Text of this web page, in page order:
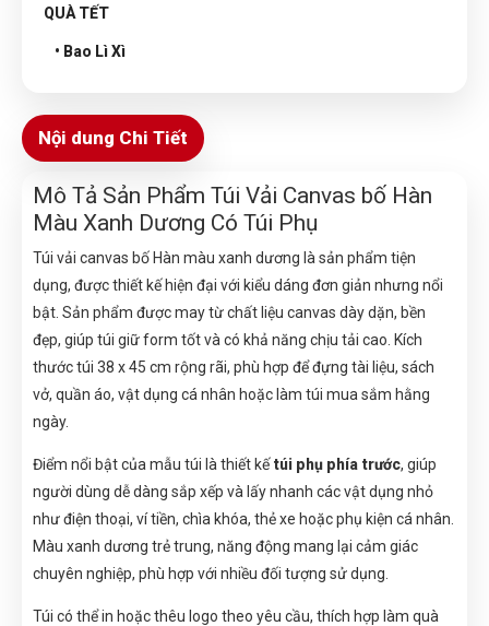
QUÀ TẾT
• Bao Lì Xì
Nội dung Chi Tiết
Mô Tả Sản Phẩm Túi Vải Canvas bố Hàn
Màu Xanh Dương Có Túi Phụ
Túi vải canvas bố Hàn màu xanh dương là sản phẩm tiện
dụng, được thiết kế hiện đại với kiểu dáng đơn giản nhưng nổi
bật. Sản phẩm được may từ chất liệu canvas dày dặn, bền
đẹp, giúp túi giữ form tốt và có khả năng chịu tải cao. Kích
thước túi 38 x 45 cm rộng rãi, phù hợp để đựng tài liệu, sách
vở, quần áo, vật dụng cá nhân hoặc làm túi mua sắm hằng
ngày.
Điểm nổi bật của mẫu túi là thiết kếtúi phụ phía trước, giúp
người dùng dễ dàng sắp xếp và lấy nhanh các vật dụng nhỏ
như điện thoại, ví tiền, chìa khóa, thẻ xe hoặc phụ kiện cá nhân.
Màu xanh dương trẻ trung, năng động mang lại cảm giác
chuyên nghiệp, phù hợp với nhiều đối tượng sử dụng.
Túi có thể in hoặc thêu logo theo yêu cầu, thích hợp làm quà